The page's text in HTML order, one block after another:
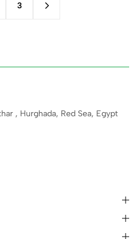
3
, Hurghada, Red Sea, Egypt